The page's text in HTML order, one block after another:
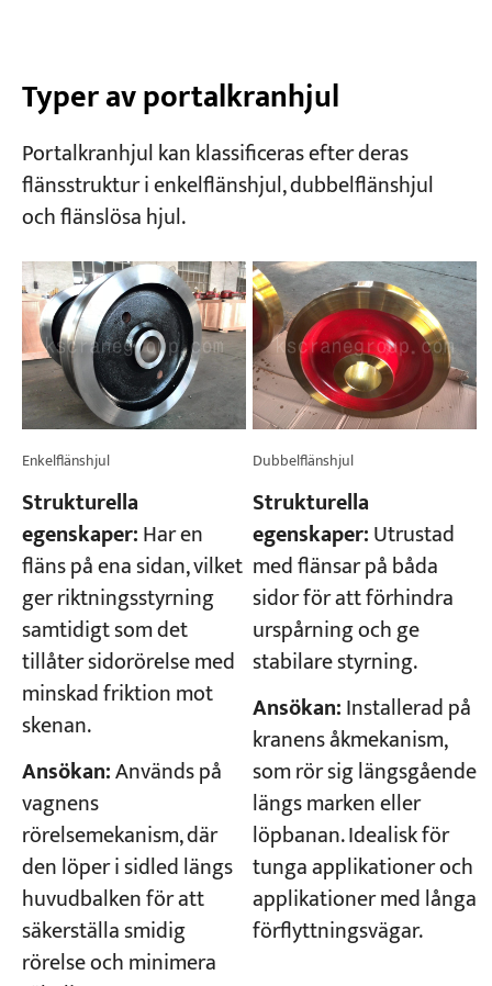
Typer av portalkranhjul
Portalkranhjul kan klassificeras efter deras
flänsstruktur i enkelflänshjul, dubbelflänshjul
och flänslösa hjul.
Enkelflänshjul
Strukturella
egenskaper:Har en
fläns på ena sidan, vilket
ger riktningsstyrning
samtidigt som det
tillåter sidorörelse med
minskad friktion mot
skenan.
Ansökan:Används på
vagnens
rörelsemekanism, där
den löper i sidled längs
huvudbalken för att
säkerställa smidig
rörelse och minimera
Dubbelflänshjul
Strukturella
egenskaper:Utrustad
med flänsar på båda
sidor för att förhindra
urspårning och ge
stabilare styrning.
Ansökan:Installerad på
kranens åkmekanism,
som rör sig längsgående
längs marken eller
löpbanan. Idealisk för
tunga applikationer och
applikationer med långa
förflyttningsvägar.